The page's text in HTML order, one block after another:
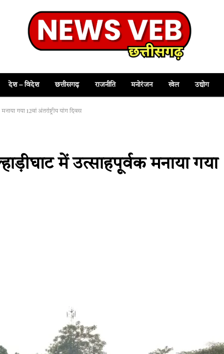
देश – विदेश छत्तीसगढ़ राजनीति मनोरंजन खेल उद्योग
गया 12वां अंतर्राष्ट्रीय योग दिवस
में उत्साहपूर्वक मनाया गया